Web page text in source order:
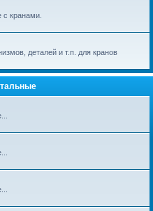
кранами.
деталей и т.п. для кранов